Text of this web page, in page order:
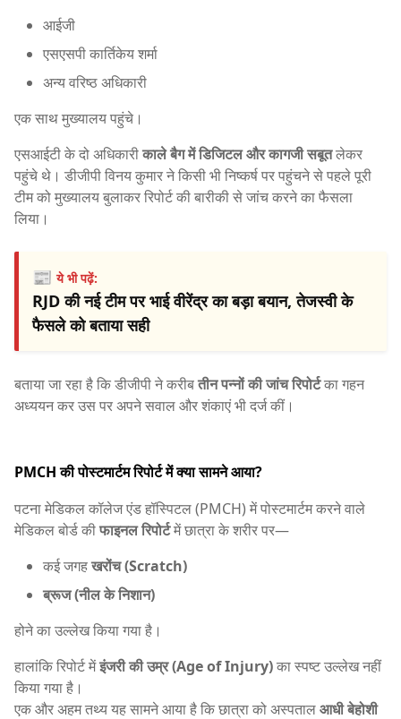
आईजी
एसएसपी कार्तिकेय शर्मा
अन्य वरिष्ठ अधिकारी
एक साथ मुख्यालय पहुंचे।
एसआईटी के दो अधिकारीकाले बैग में डिजिटल और कागजी सबूतलेकर
पहुंचे थे। डीजीपी विनय कुमार ने किसी भी निष्कर्ष पर पहुंचने से पहले पूरी
टीम को मुख्यालय बुलाकर रिपोर्ट की बारीकी से जांच करने का फैसला
लिया।
📰ये भी पढ़ें:
RJD की नई टीम पर भाई वीरेंद्र का बड़ा बयान, तेजस्वी के
फैसले को बताया सही
बताया जा रहा है कि डीजीपी ने करीबतीन पन्नों की जांच रिपोर्टका गहन
अध्ययन कर उस पर अपने सवाल और शंकाएं भी दर्ज कीं।
PMCH की पोस्टमार्टम रिपोर्ट में क्या सामने आया?
पटना मेडिकल कॉलेज एंड हॉस्पिटल (PMCH) में पोस्टमार्टम करने वाले
मेडिकल बोर्ड कीफाइनल रिपोर्टमें छात्रा के शरीर पर—
कई जगहखरोंच (Scratch)
ब्रूज (नील के निशान)
होने का उल्लेख किया गया है।
हालांकि रिपोर्ट मेंइंजरी की उम्र (Age of Injury)का स्पष्ट उल्लेख नहीं
किया गया है।
एक और अहम तथ्य यह सामने आया है कि छात्रा को अस्पतालआधी बेहोशी